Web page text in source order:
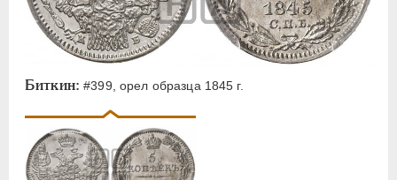
Биткин: #399, орел образца 1845 г.